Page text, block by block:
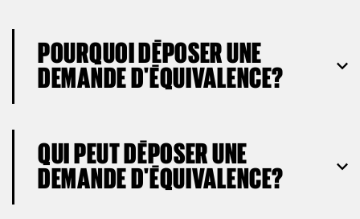
POURQUOI DÉPOSER UNE
DEMANDE D'ÉQUIVALENCE?
QUI PEUT DÉPOSER UNE
DEMANDE D'ÉQUIVALENCE?